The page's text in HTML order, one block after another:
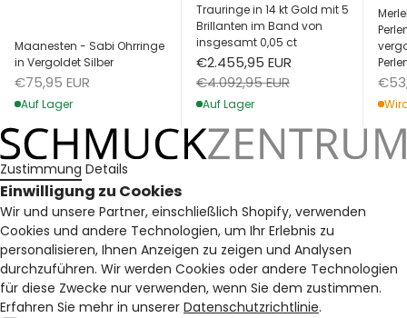
Maanesten - Sabi Ohrringe
in Vergoldet Silber
Angebot
€75,95 EUR
Auf Lager
Trauringe in 14 kt Gold mit 5
Brillanten im Band von
insgesamt 0,05 ct
Angebot
€2.455,95 EUR
Regulärer Preis
€4.092,95 EUR
Auf Lager
Zustimmung Details
Einwilligung zu Cookies
Wir und unsere Partner, einschließlich Shopify, verwenden
Cookies und andere Technologien, um Ihr Erlebnis zu
personalisieren, Ihnen Anzeigen zu zeigen und Analysen
durchzuführen. Wir werden Cookies oder andere Technologien
für diese Zwecke nur verwenden, wenn Sie dem zustimmen.
Erfahren Sie mehr in unserer Datenschutzrichtlinie.